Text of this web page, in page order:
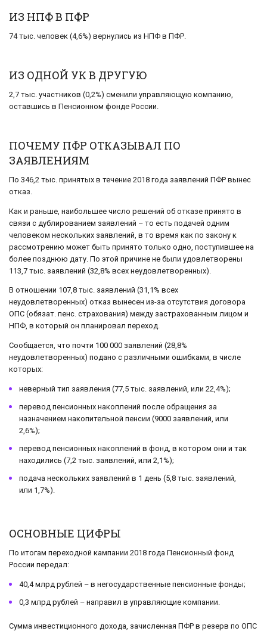
ИЗ НПФ В ПФР
74 тыс. человек (4,6%) вернулись из НПФ в ПФР.
ИЗ ОДНОЙ УК В ДРУГУЮ
2,7 тыс. участников (0,2%) сменили управляющую компанию,
оставшись в Пенсионном фонде России.
ПОЧЕМУ ПФР ОТКАЗЫВАЛ ПО
ЗАЯВЛЕНИЯМ
По 346,2 тыс. принятых в течение 2018 года заявлений ПФР вынес
отказ.
Как и раньше, наибольшее число решений об отказе принято в
связи с дублированием заявлений – то есть подачей одним
человеком нескольких заявлений, в то время как по закону к
рассмотрению может быть принято только одно, поступившее на
более позднюю дату. По этой причине не были удовлетворены
113,7 тыс. заявлений (32,8% всех неудовлетворенных).
В отношении 107,8 тыс. заявлений (31,1% всех
неудовлетворенных) отказ вынесен из-за отсутствия договора
ОПС (обязат. пенс. страхования) между застрахованным лицом и
НПФ, в который он планировал переход.
Сообщается, что почти 100 000 заявлений (28,8%
неудовлетворенных) подано с различными ошибками, в числе
которых:
неверный тип заявления (77,5 тыс. заявлений, или 22,4%);
перевод пенсионных накоплений после обращения за
назначением накопительной пенсии (9000 заявлений, или
2,6%);
перевод пенсионных накоплений в фонд, в котором они и так
находились (7,2 тыс. заявлений, или 2,1%);
подача нескольких заявлений в 1 день (5,8 тыс. заявлений,
или 1,7%).
ОСНОВНЫЕ ЦИФРЫ
По итогам переходной кампании 2018 года Пенсионный фонд
России передал:
40,4 млрд рублей – в негосударственные пенсионные фонды;
0,3 млрд рублей – направил в управляющие компании.
Сумма инвестиционного дохода, зачисленная ПФР в резерв по ОПС